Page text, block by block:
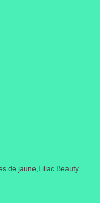
de jaune,Liliac Beauty